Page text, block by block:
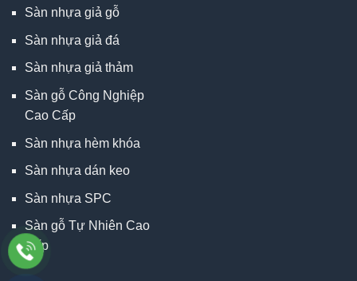
Sàn nhựa giả gỗ
Sàn nhựa giả đá
Sàn nhựa giả thảm
Sàn gỗ Công Nghiệp
Cao Cấp
Sàn nhựa hèm khóa
Sàn nhựa dán keo
Sàn nhựa SPC
Sàn gỗ Tự Nhiên Cao
Cấp